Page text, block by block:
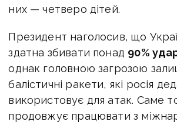
них — четверо дітей.
Президент наголосив, що
здатна збивати понад 90%
однак головною загрозою
балістичні ракети, які росія
використовує для атак. Саме
продовжує працювати з